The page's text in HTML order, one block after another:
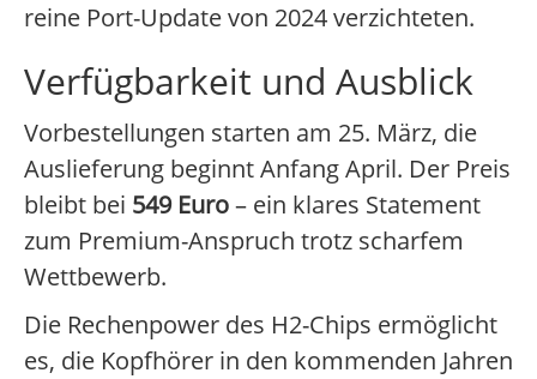
reine Port-Update von 2024 verzichteten.
Verfügbarkeit und Ausblick
Vorbestellungen starten am 25. März, die
Auslieferung beginnt Anfang April. Der Preis
bleibt bei 549 Euro– ein klares Statement
zum Premium-Anspruch trotz scharfem
Wettbewerb.
Die Rechenpower des H2-Chips ermöglicht
es, die Kopfhörer in den kommenden Jahren